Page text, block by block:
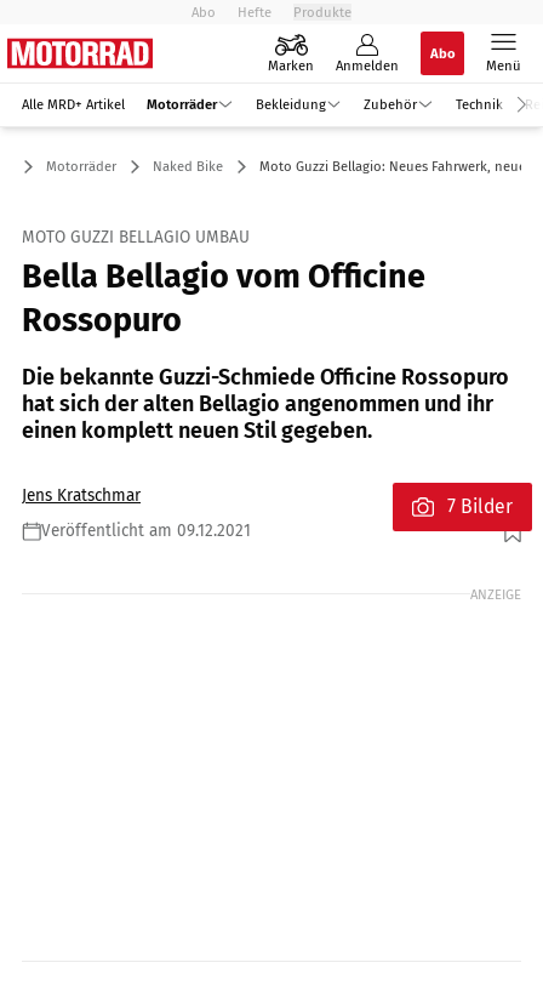
Abo Hefte Produkte
Marken Anmelden
Abo
Menü
Alle MRD+ Artikel Motorräder Bekleidung Zubehör Technik
Motorräder Naked Bike Moto Guzzi Bellagio: Neues Fahrwerk, neuer
MOTO GUZZI BELLAGIO UMBAU
Bella Bellagio vom Officine
Rossopuro
Die bekannte Guzzi-Schmiede Officine Rossopuro
hat sich der alten Bellagio angenommen und ihr
einen komplett neuen Stil gegeben.
Jens Kratschmar
Veröffentlicht am 09.12.2021
Foto: Officina Rossopuro
7 Bilder
ANZEIGE